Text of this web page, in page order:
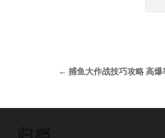
文章导航
← 捕鱼大作战技巧攻略 高